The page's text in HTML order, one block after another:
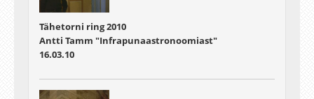
Tähetorni ring 2010
Antti Tamm "Infrapunaastronoomiast"
16.03.10